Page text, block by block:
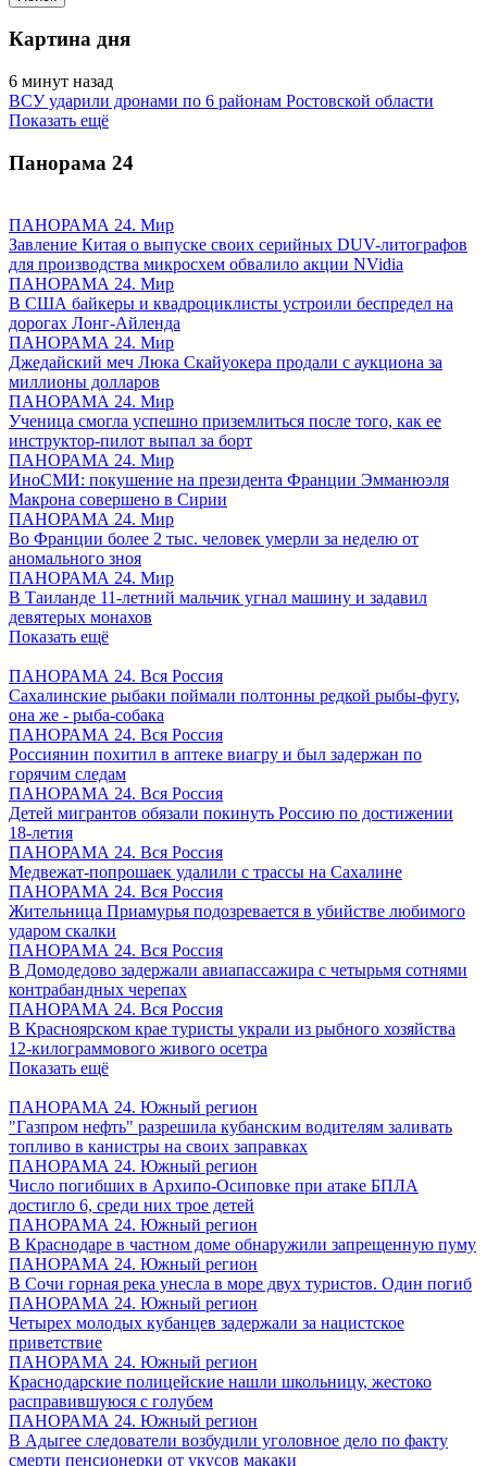
Картина дня
6 минут назад
ВСУ ударили дронами по 6 районам Ростовской области
Показать ещё
Панорама 24
ПАНОРАМА 24. Мир
Завление Китая о выпуске своих серийных DUV-литографов
для производства микросхем обвалило акции NVidia
ПАНОРАМА 24. Мир
В США байкеры и квадроциклисты устроили беспредел на
дорогах Лонг-Айленда
ПАНОРАМА 24. Мир
Джедайский меч Люка Скайуокера продали с аукциона за
миллионы долларов
ПАНОРАМА 24. Мир
Ученица смогла успешно приземлиться после того, как ее
инструктор-пилот выпал за борт
ПАНОРАМА 24. Мир
ИноСМИ: покушение на президента Франции Эмманюэля
Макрона совершено в Сирии
ПАНОРАМА 24. Мир
Во Франции более 2 тыс. человек умерли за неделю от
аномального зноя
ПАНОРАМА 24. Мир
В Таиланде 11-летний мальчик угнал машину и задавил
девятерых монахов
Показать ещё
ПАНОРАМА 24. Вся Россия
Сахалинские рыбаки поймали полтонны редкой рыбы-фугу,
она же - рыба-собака
ПАНОРАМА 24. Вся Россия
Россиянин похитил в аптеке виагру и был задержан по
горячим следам
ПАНОРАМА 24. Вся Россия
Детей мигрантов обязали покинуть Россию по достижении
18-летия
ПАНОРАМА 24. Вся Россия
Медвежат-попрошаек удалили с трассы на Сахалине
ПАНОРАМА 24. Вся Россия
Жительница Приамурья подозревается в убийстве любимого
ударом скалки
ПАНОРАМА 24. Вся Россия
В Домодедово задержали авиапассажира с четырьмя сотнями
контрабандных черепах
ПАНОРАМА 24. Вся Россия
В Красноярском крае туристы украли из рыбного хозяйства
12-килограммового живого осетра
Показать ещё
ПАНОРАМА 24. Южный регион
"Газпром нефть" разрешила кубанским водителям заливать
топливо в канистры на своих заправках
ПАНОРАМА 24. Южный регион
Число погибших в Архипо-Осиповке при атаке БПЛА
достигло 6, среди них трое детей
ПАНОРАМА 24. Южный регион
В Краснодаре в частном доме обнаружили запрещенную пуму
ПАНОРАМА 24. Южный регион
В Сочи горная река унесла в море двух туристов. Один погиб
ПАНОРАМА 24. Южный регион
Четырех молодых кубанцев задержали за нацистское
приветствие
ПАНОРАМА 24. Южный регион
Краснодарские полицейские нашли школьницу, жестоко
расправившуюся с голубем
ПАНОРАМА 24. Южный регион
В Адыгее следователи возбудили уголовное дело по факту
смерти пенсионерки от укусов макаки